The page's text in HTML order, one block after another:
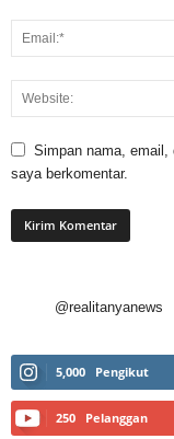
Simpan nama,
saya berkomentar.
@realitanyanews
5,000 Pengikut
250 Pelanggan